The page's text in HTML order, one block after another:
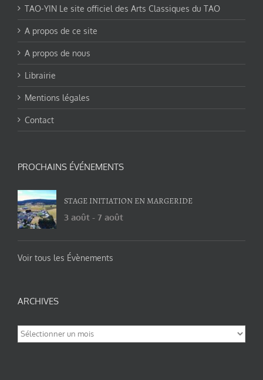
TAO-YIN Le site officiel des Arts Classiques du TAO
A propos de ce site
A propos de nous
Librairie
Mentions légales
Contact
PROCHAINS ÉVÉNEMENTS
STAGE INITIATION EN MARGERIDE
3 août - 7 août
Voir tous les Évènements
ARCHIVES
Archives